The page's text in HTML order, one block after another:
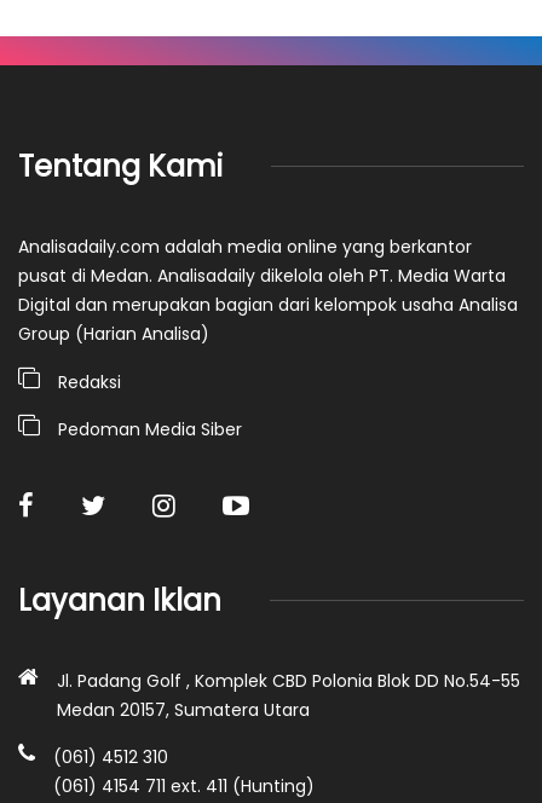
Tentang Kami
Analisadaily.com adalah media online yang berkantor
pusat di Medan. Analisadaily dikelola oleh PT. Media Warta
Digital dan merupakan bagian dari kelompok usaha Analisa
Group (Harian Analisa)
Redaksi
Pedoman Media Siber
Layanan Iklan
Jl. Padang Golf , Komplek CBD Polonia Blok DD No.54-55
Medan 20157, Sumatera Utara
(061) 4512 310
(061) 4154 711 ext. 411 (Hunting)